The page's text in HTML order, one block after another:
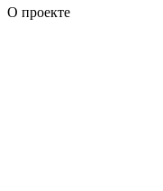
О проекте